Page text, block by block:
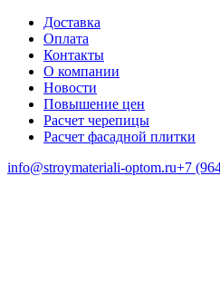
Доставка
Оплата
Контакты
О компании
Новости
Повышение цен
Расчет черепицы
Расчет фасадной плитки
info@stroymateriali-optom.ru+7